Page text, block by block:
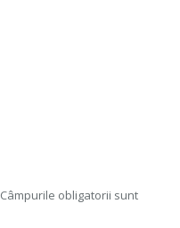
Câmpurile obligatorii sunt